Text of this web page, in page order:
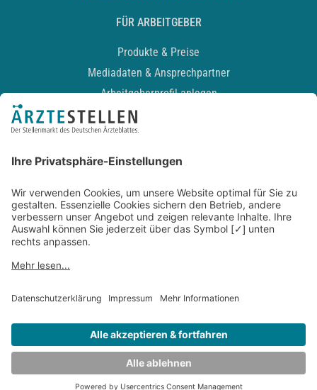
FÜR ARBEITGEBER
Produkte & Preise
Mediadaten & Ansprechpartner
Arbeitgeberprofil anlegen
Recruiting-Podcast
Kontakt
Datenschutz
Newsletter
Entwickelt durchJOBIQO